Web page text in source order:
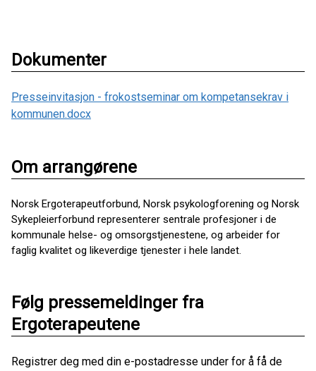
Dokumenter
Presseinvitasjon - frokostseminar om kompetansekrav i
kommunen.docx
Om arrangørene
Norsk Ergoterapeutforbund, Norsk psykologforening og Norsk
Sykepleierforbund representerer sentrale profesjoner i de
kommunale helse- og omsorgstjenestene, og arbeider for
faglig kvalitet og likeverdige tjenester i hele landet.
Følg pressemeldinger fra
Ergoterapeutene
Registrer deg med din e-postadresse under for å få de